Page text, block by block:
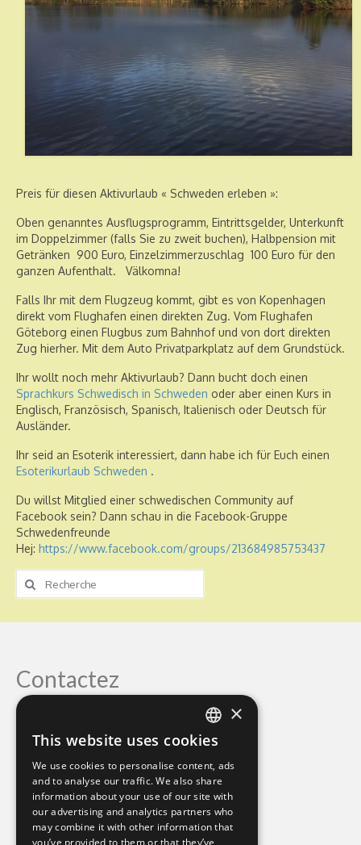
Preis für diesen Aktivurlaub « Schweden erleben »:
Oben genanntes Ausflugsprogramm, Eintrittsgelder, Unterkunft
im Doppelzimmer (falls Sie zu zweit buchen), Halbpension mit
Getränken 900 Euro, Einzelzimmerzuschlag 100 Euro für den
ganzen Aufenthalt. Välkomna!
Falls Ihr mit dem Flugzeug kommt, gibt es von Kopenhagen
direkt vom Flughafen einen direkten Zug. Vom Flughafen
Göteborg einen Flugbus zum Bahnhof und von dort direkten
Zug hierher. Mit dem Auto Privatparkplatz auf dem Grundstück.
Ihr wollt noch mehr Aktivurlaub? Dann bucht doch einen
Sprachkurs Schwedisch in Schweden oder aber einen Kurs in
Englisch, Französisch, Spanisch, Italienisch oder Deutsch für
Ausländer.
Ihr seid an Esoterik interessiert, dann habe ich für Euch einen
Esoterikurlaub Schweden .
Du willst Mitglied einer schwedischen Community auf
Facebook sein? Dann schau in die Facebook-Gruppe
Schwedenfreunde
Hej: https://www.facebook.com/groups/213684985753437
Rechercher
Contactez
Monika Hornig
Mellbystrand Sweden
0046-76-8186230
monihornig@gmail.com
ENGLISH
GERMAN
×
This website uses cookies
We use cookies to personalise content, ads
and to analyse our traffic. We also share
information about your use of our site with
our advertising and analytics partners who
may combine it with other information that
you’ve provided to them or that they’ve